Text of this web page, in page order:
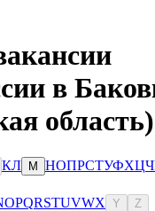
в
область)
КЛ М НОПРСТУФХЦЧ
OPQRSTUVWX Y Z